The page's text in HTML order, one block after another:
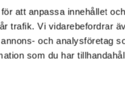
att anpassa innehållet
trafik. Vi vidarebefordrar
och analysföretag
som du har
ditt företag vara
och ändå inte kommer åt
behörighet till den sidan eller